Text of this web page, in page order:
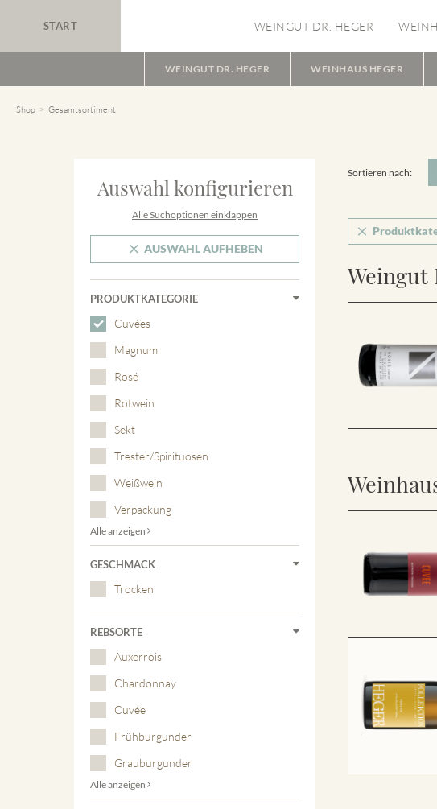
START WEINGUT DR. HEGER
WEINGUT DR. HEGER WEINHAUS HEGER
Shop Gesamtsortiment
Auswahl konfigurieren
Alle Suchoptionen einklappen
AUSWAHL AUFHEBEN
PRODUKTKATEGORIE
Cuvées
Magnum
Rosé
Rotwein
Sekt
Trester/Spirituosen
Weißwein
Verpackung
Alle anzeigen
GESCHMACK
Trocken
REBSORTE
Auxerrois
Chardonnay
Cuvée
Frühburgunder
Grauburgunder
Alle anzeigen
Sortieren nach:
Weingut